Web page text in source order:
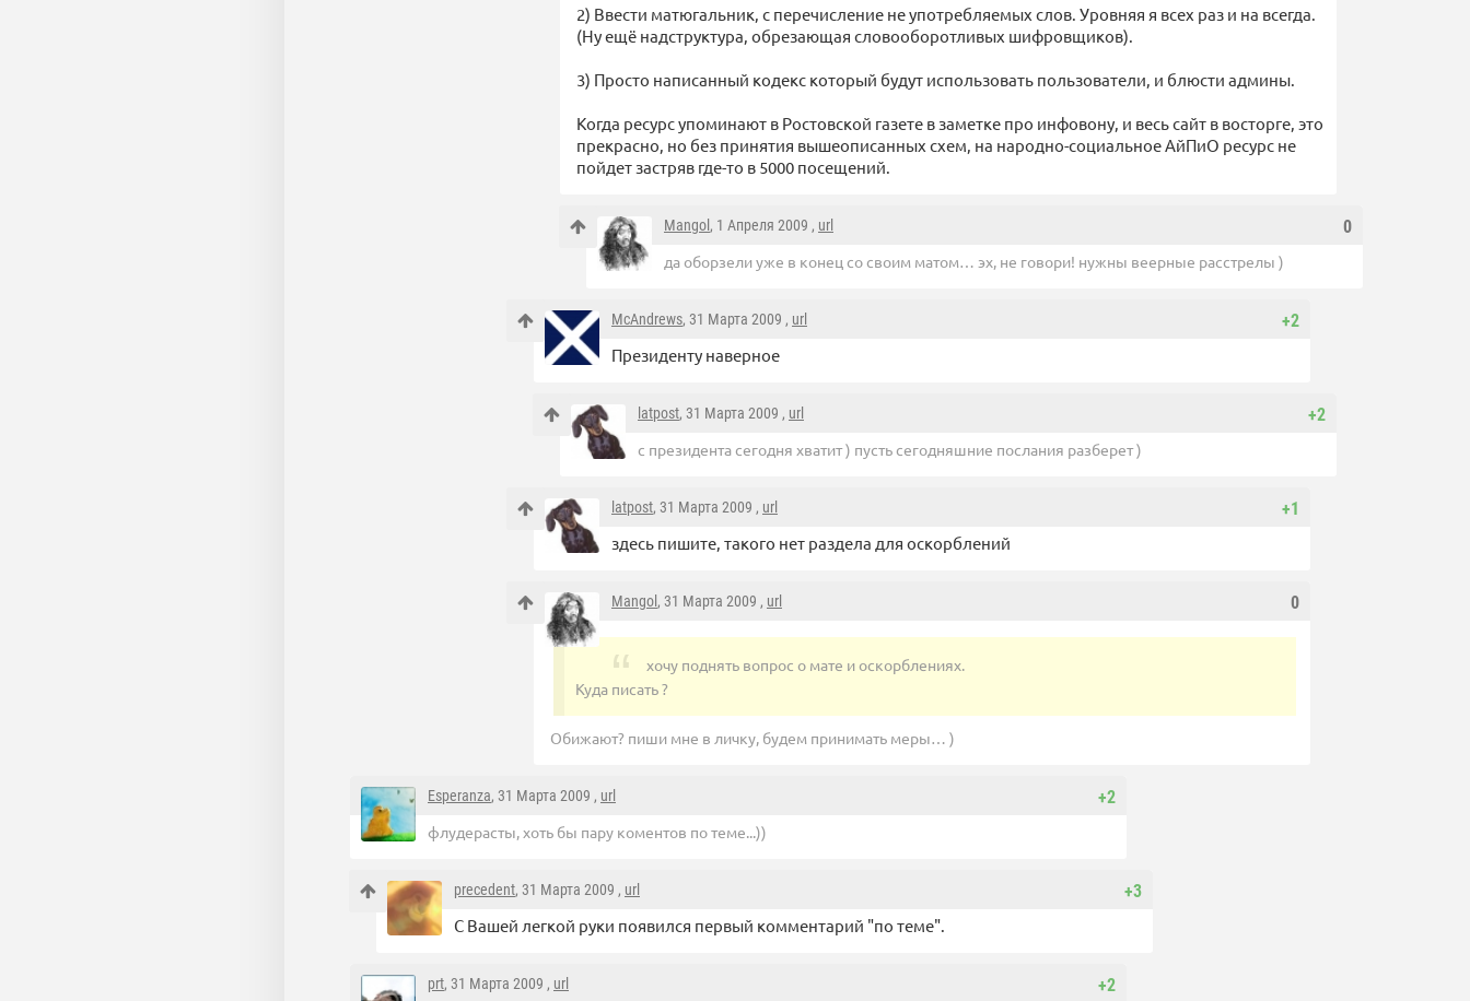
2) Ввести матюгальник, с перечисление не употребляемых слов. Уровняя я всех раз и на всегда.
(Ну ещё надструктура, обрезающая словооборотливых шифровщиков).
3) Просто написанный кодекс который будут использовать пользователи, и блюсти админы.
Когда ресурс упоминают в Ростовской газете в заметке про инфовону, и весь сайт в восторге, это
прекрасно, но без принятия вышеописанных схем, на народно-социальное АйПиО ресурс не
пойдет застряв где-то в 5000 посещений.
0
Mangol , 1 Апреля 2009 , url
да оборзели уже в конец со своим матом… эх, не говори! нужны веерные расстрелы )
+2
McAndrews, 31 Марта 2009 , url
Президенту наверное
+2
latpost, 31 Марта 2009 , url
с президента сегодня хватит ) пусть сегодняшние послания разберет )
+1
latpost, 31 Марта 2009 , url
здесь пишите, такого нет раздела для оскорблений
0
Mangol , 31 Марта 2009 , url
хочу поднять вопрос о мате и оскорблениях.
Куда писать ?
Обижают? пиши мне в личку, будем принимать меры… )
+2
Esperanza, 31 Марта 2009 , url
флудерасты, хоть бы пару коментов по теме...))
+3
precedent, 31 Марта 2009 , url
С Вашей легкой руки появился первый комментарий "по теме".
+2
prt, 31 Марта 2009 , url